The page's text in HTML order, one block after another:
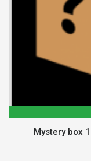
Mystery box